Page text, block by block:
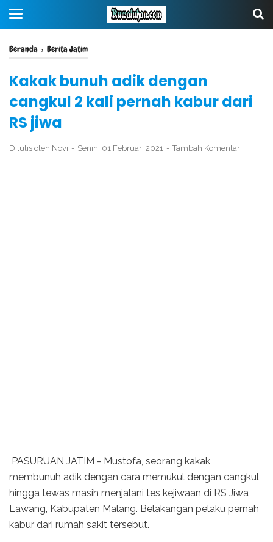
Beranda › Berita Jatim
Kakak bunuh adik dengan
cangkul 2 kali pernah kabur dari
RS jiwa
Ditulis oleh Novi Senin, 01 Februari 2021 Tambah Komentar
PASURUAN JATIM - Mustofa, seorang kakak
membunuh adik dengan cara memukul dengan cangkul
hingga tewas masih menjalani tes kejiwaan di RS Jiwa
Lawang, Kabupaten Malang. Belakangan pelaku pernah
kabur dari rumah sakit tersebut.